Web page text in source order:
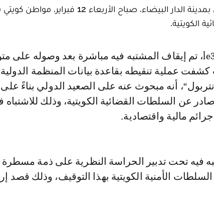
أوقفت عناصر الأمن الوطني بمطار محمد الخامس الدولي بمدينة الدار البيضاء، صباح
الكويتية.
عملية تنقيطه بقاعدة بيانات المنظمة الدولية
أنه مبحوث عنه على الصعيد الدولي بناءً
عن السلطات القضائية الكويتية، وذلك للاشتباه
مالية واقتصادية.
فيه تحت تدبير الحراسة النظرية على ذمة مسطرة
السلطات الأمنية الكويتية بهذا التوقيف، وذلك قصد